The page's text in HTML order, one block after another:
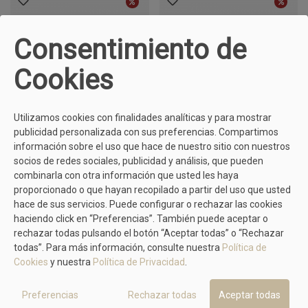
PIKOLINOS
Sandalia Brandy Doble Hebilla
Pikolinos Aitana W7Z-0939
89,90 € 99,95 €
PIKOLINOS
Sandalia Negra Dos Hebillas
Pikolinos Aitana W7Z-0939
89,90 € 99,95 €
Consentimiento de
Cookies
Utilizamos cookies con finalidades analíticas y para mostrar
publicidad personalizada con sus preferencias. Compartimos
información sobre el uso que hace de nuestro sitio con nuestros
socios de redes sociales, publicidad y análisis, que pueden
combinarla con otra información que usted les haya
proporcionado o que hayan recopilado a partir del uso que usted
hace de sus servicios. Puede configurar o rechazar las cookies
haciendo click en “Preferencias”. También puede aceptar o
rechazar todas pulsando el botón “Aceptar todas” o “Rechazar
todas”. Para más información, consulte nuestra Política de
Cookies y nuestra Política de Privacidad.
Preferencias Rechazar todas Aceptar todas